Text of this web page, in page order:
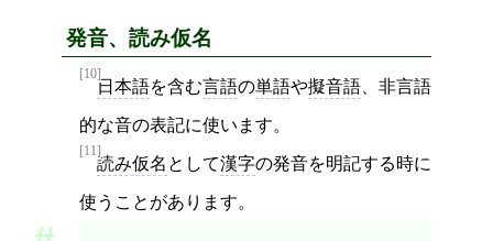
発音、読み仮名
[10]
日本語を含む言語の単語や擬音語 、非言語
的な音の表記に使います。
[11]
読み仮名 として漢字の発音を明記する時に
使うことがあります。